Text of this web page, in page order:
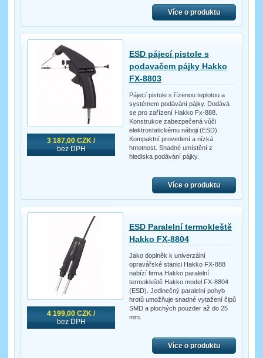
Více o produktu
3 187,00 CZK /
bez DPH
ESD pájecí pistole s
podavačem pájky Hakko
FX-8803
Pájecí pistole s řízenou teplotou a
systémem podávání pájky. Dodává
se pro zařízení Hakko Fx-888.
Konstrukce zabezpečená vůči
elektrostatickému náboji (ESD).
Kompaktní provedení a nízká
hmotnost. Snadné umístění z
hlediska podávání pájky.
Více o produktu
4 199,00 CZK /
bez DPH
ESD Paralelní termokleště
Hakko FX-8804
Jako doplněk k univerzální
opravářské stanici Hakko FX-888
nabízí firma Hakko paralelní
termokleště Hakko model FX-8804
(ESD). Jedinečný paralelní pohyb
hrotů umožňuje snadné vytažení čipů
SMD a plochých pouzder až do 25
mm.
Více o produktu